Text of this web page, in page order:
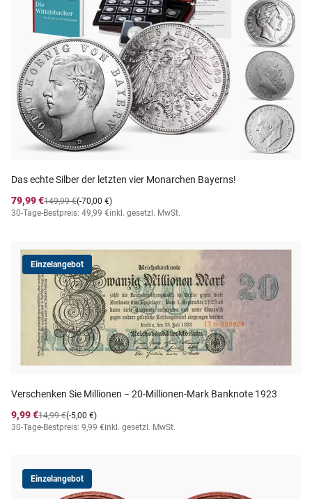
Das echte Silber der letzten vier Monarchen Bayerns!
79,99 €
(-70,00 €)
149,99 €
30-Tage-Bestpreis: 49,99 €inkl. gesetzl. MwSt.
Einzelangebot
Verschenken Sie Millionen − 20-Millionen-Mark Banknote 1923
9,99 €
(-5,00 €)
14,99 €
30-Tage-Bestpreis: 9,99 €inkl. gesetzl. MwSt.
Einzelangebot